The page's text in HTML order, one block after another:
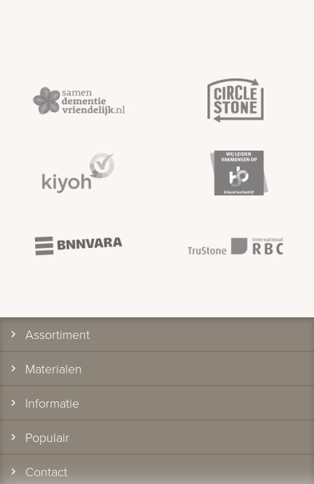
Assortiment
Materialen
Informatie
Populair
Contact